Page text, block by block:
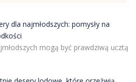
dla najmłodszych: pomysły na
mogą być prawdziwą ucztą